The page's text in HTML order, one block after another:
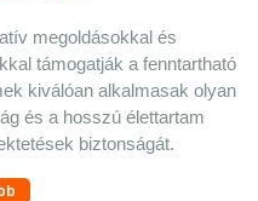
megoldásokkal és
támogatják a fenntartható
kiválóan alkalmasak olyan
és a hosszú élettartam
biztonságát.